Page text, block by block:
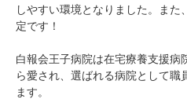
しやすい環境となりました。ま
定です！
白報会王子病院は在宅療養支援病
ら愛され、選ばれる病院として職
ます。